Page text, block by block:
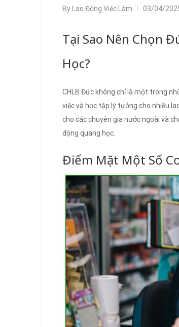
By Lao Động Việc Làm 03/04/
Tại Sao Nên Chọn
Học?
CHLB Đức không chỉ là một trong
việc và học tập lý tưởng cho nhiều
cho các chuyên gia nước ngoài và
động quang học.
Điểm Mặt Một Số